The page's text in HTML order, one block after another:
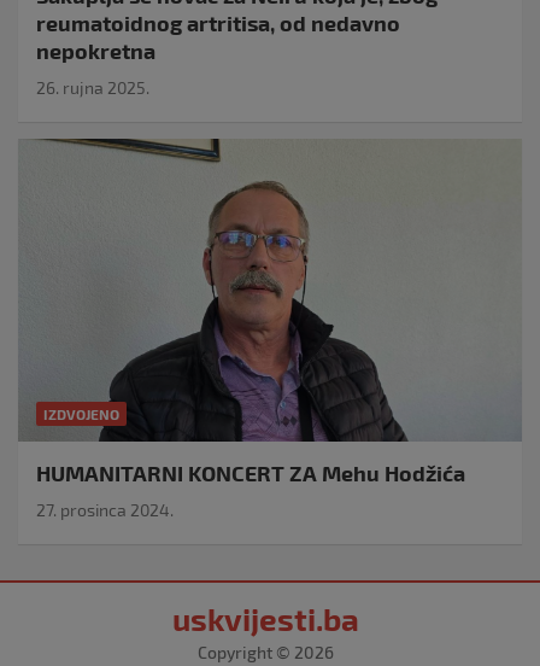
reumatoidnog artritisa, od nedavno
nepokretna
26. rujna 2025.
IZDVOJENO
HUMANITARNI KONCERT ZA Mehu Hodžića
27. prosinca 2024.
uskvijesti.ba
Copyright © 2026